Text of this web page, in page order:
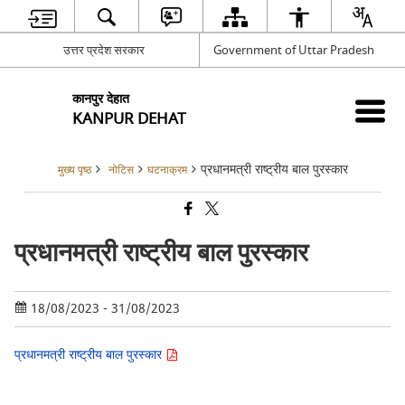
उत्तर प्रदेश सरकार Government of Uttar Pradesh
कानपुर देहात
KANPUR DEHAT
मुख्य पृष्ठ नोटिस घटनाक्रम प्रधानमत्री राष्ट्रीय बाल पुरस्कार
प्रधानमत्री राष्ट्रीय बाल पुरस्कार
18/08/2023 - 31/08/2023
प्रधानमत्री राष्ट्रीय बाल पुरस्कार